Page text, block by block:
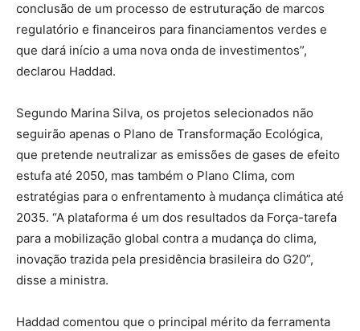
conclusão de um processo de estruturação de marcos
regulatório e financeiros para financiamentos verdes e
que dará início a uma nova onda de investimentos”,
declarou Haddad.
Segundo Marina Silva, os projetos selecionados não
seguirão apenas o Plano de Transformação Ecológica,
que pretende neutralizar as emissões de gases de efeito
estufa até 2050, mas também o Plano Clima, com
estratégias para o enfrentamento à mudança climática até
2035. “A plataforma é um dos resultados da Força-tarefa
para a mobilização global contra a mudança do clima,
inovação trazida pela presidência brasileira do G20”,
disse a ministra.
Haddad comentou que o principal mérito da ferramenta